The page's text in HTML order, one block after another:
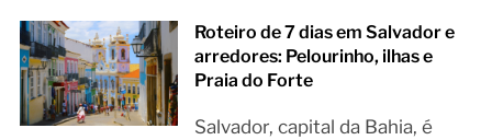
Roteiro de 7 dias em Salvador e
arredores: Pelourinho, ilhas e
Praia do Forte
Salvador, capital da Bahia, é